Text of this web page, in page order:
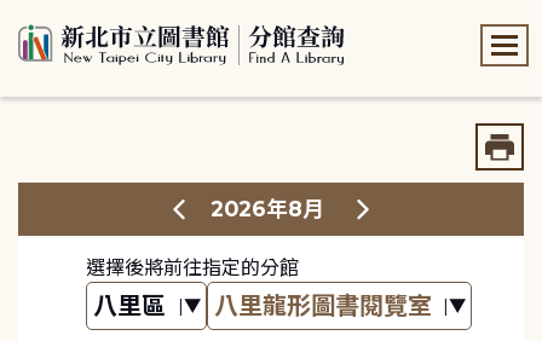
2026年8月
選擇後將前往指定的分館